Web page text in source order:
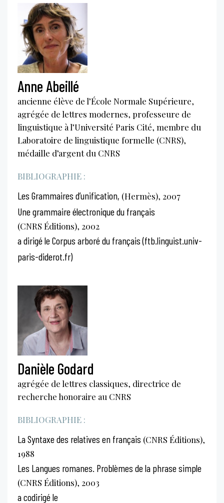
Anne Abeillé
ancienne élève de l’École Normale Supérieure,
agrégée de lettres modernes, professeure de
linguistique à l’Université Paris Cité, membre du
Laboratoire de linguistique formelle (CNRS),
médaille d’argent du CNRS
BIBLIOGRAPHIE :
Les Grammaires d’unification, (Hermès), 2007
Une grammaire électronique du français
(CNRS Éditions), 2002
a dirigé le Corpus arboré du français (ftb.linguist.univ-
paris-diderot.fr)
Danièle Godard
agrégée de lettres classiques, directrice de
recherche honoraire au CNRS
BIBLIOGRAPHIE :
La Syntaxe des relatives en français (CNRS Éditions),
1988
Les Langues romanes. Problèmes de la phrase simple
(CNRS Éditions), 2003
a codirigé le